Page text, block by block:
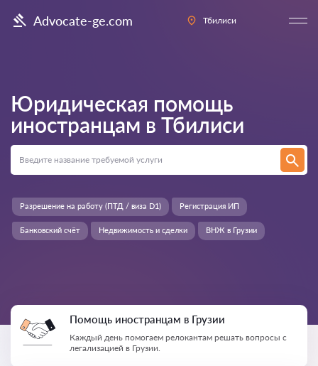
Advocate-ge.com Тбилиси
Юридическая помощь
иностранцам в Тбилиси
ВНЖ в Грузии
Разрешение на работу (ПТД / виза D1) Регистрация ИП
Банковский счёт Недвижимость и сделки
Помощь иностранцам в Грузии
Каждый день помогаем релокантам решать вопросы с
легализацией в Грузии.